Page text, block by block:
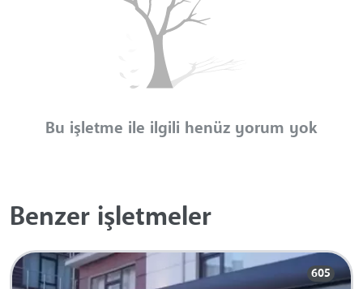
Bu işletme ile ilgili henüz yorum yok
Benzer işletmeler
605